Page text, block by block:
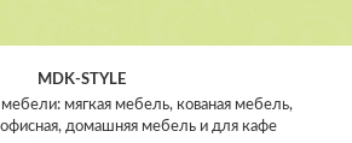
MDK-STYLE
мягкая мебель, кованая мебель,
домашняя мебель и для кафе